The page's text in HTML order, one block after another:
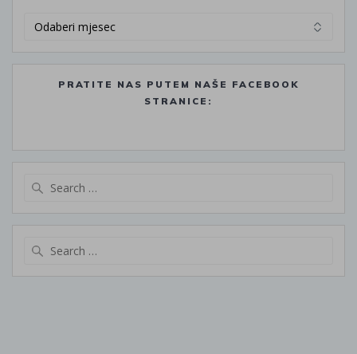
PRATITE NAS PUTEM NAŠE FACEBOOK
STRANICE: